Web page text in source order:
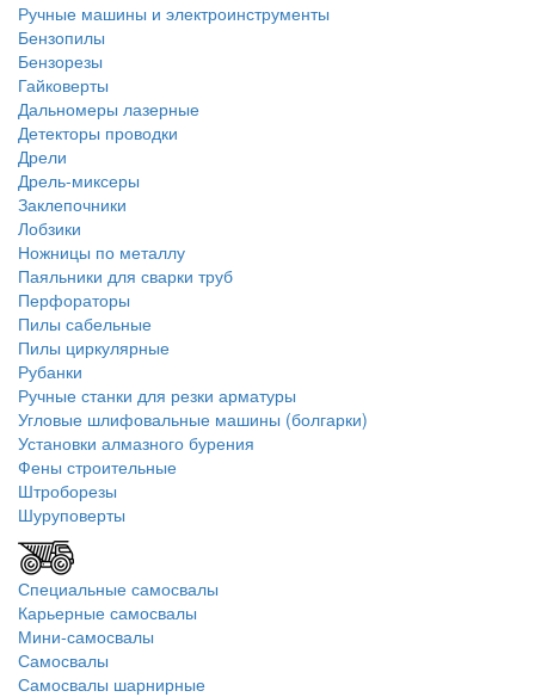
Ручные машины и электроинструменты
Бензопилы
Бензорезы
Гайковерты
Дальномеры лазерные
Детекторы проводки
Дрели
Дрель-миксеры
Заклепочники
Лобзики
Ножницы по металлу
Паяльники для сварки труб
Перфораторы
Пилы сабельные
Пилы циркулярные
Рубанки
Ручные станки для резки арматуры
Угловые шлифовальные машины (болгарки)
Установки алмазного бурения
Фены строительные
Штроборезы
Шуруповерты
Специальные самосвалы
Карьерные самосвалы
Мини-самосвалы
Самосвалы
Самосвалы шарнирные